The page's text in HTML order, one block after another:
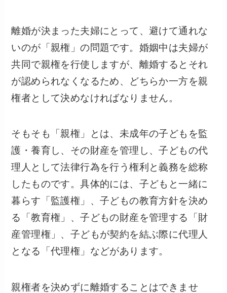
離婚が決まった夫婦にとって、避けて通れな
いのが「親権」の問題です。婚姻中は夫婦が
共同で親権を行使しますが、離婚するとそれ
が認められなくなるため、どちらか一方を親
権者として決めなければなりません。
そもそも「親権」とは、未成年の子どもを監
護・養育し、その財産を管理し、子どもの代
理人として法律行為を行う権利と義務を総称
したものです。具体的には、子どもと一緒に
暮らす「監護権」、子どもの教育方針を決め
る「教育権」、子どもの財産を管理する「財
産管理権」、子どもが契約を結ぶ際に代理人
となる「代理権」などがあります。
親権者を決めずに離婚することはできませ